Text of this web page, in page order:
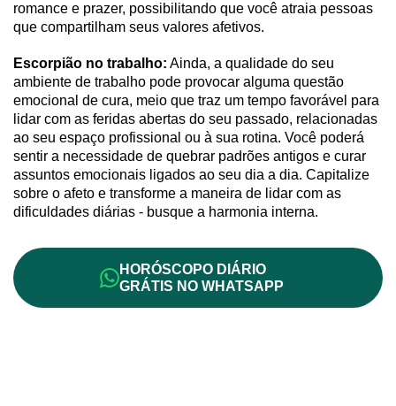
romance e prazer, possibilitando que você atraia pessoas
que compartilham seus valores afetivos.
Escorpião no trabalho: Ainda, a qualidade do seu
ambiente de trabalho pode provocar alguma questão
emocional de cura, meio que traz um tempo favorável para
lidar com as feridas abertas do seu passado, relacionadas
ao seu espaço profissional ou à sua rotina. Você poderá
sentir a necessidade de quebrar padrões antigos e curar
assuntos emocionais ligados ao seu dia a dia. Capitalize
sobre o afeto e transforme a maneira de lidar com as
dificuldades diárias - busque a harmonia interna.
HORÓSCOPO DIÁRIO
GRÁTIS NO WHATSAPP